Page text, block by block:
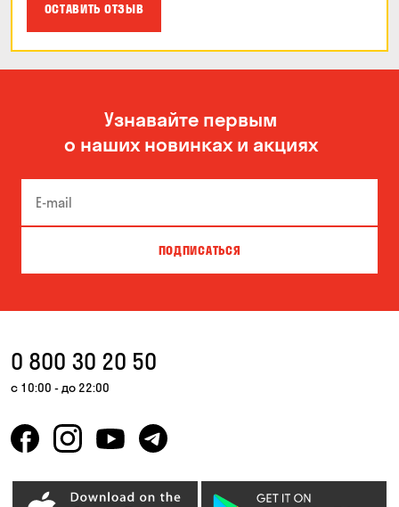
ОСТАВИТЬ ОТЗЫВ
Узнавайте первым
о наших новинках и акциях
ПОДПИСАТЬСЯ
0 800 30 20 50
с 10:00 - до 22:00